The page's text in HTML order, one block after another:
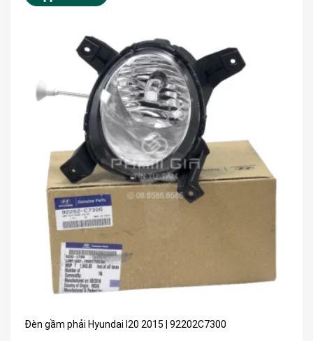
Đèn gầm phải Hyundai I20 2015 | 92202C7300